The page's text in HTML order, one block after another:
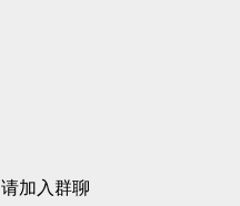
加入群聊